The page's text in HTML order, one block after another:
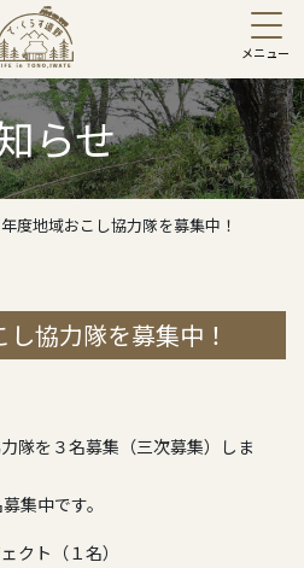
らせ
度地域おこし協力隊を募集中！
協力隊を募集中！
隊を３名募集（三次募集）しま
集中です。
クト（１名）